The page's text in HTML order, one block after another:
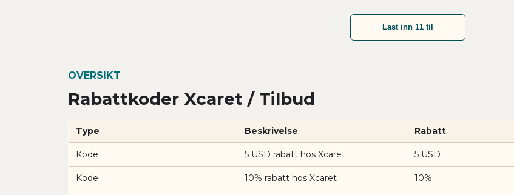
Last inn 11 til
OVERSIKT
Rabattkoder Xcaret / Tilbud
Type Beskrivelse Rabatt
Kode 5 USD rabatt hos Xcaret 5 USD
Kode 10% rabatt hos Xcaret 10%